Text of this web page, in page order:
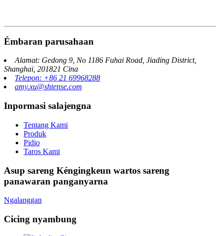
Émbaran parusahaan
Alamat: Gedong 9, No 1186 Fuhai Road, Jiading District,
Shanghai, 201821 Cina
Telepon: +86 21 69968288
amy.xu@shtense.com
Inpormasi salajengna
Tentang Kami
Produk
Pidio
Taros Kami
Asup sareng Kéngingkeun wartos sareng
panawaran panganyarna
Ngalanggan
Cicing nyambung